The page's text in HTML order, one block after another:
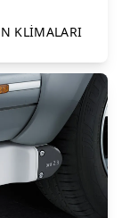
KLİMALARI